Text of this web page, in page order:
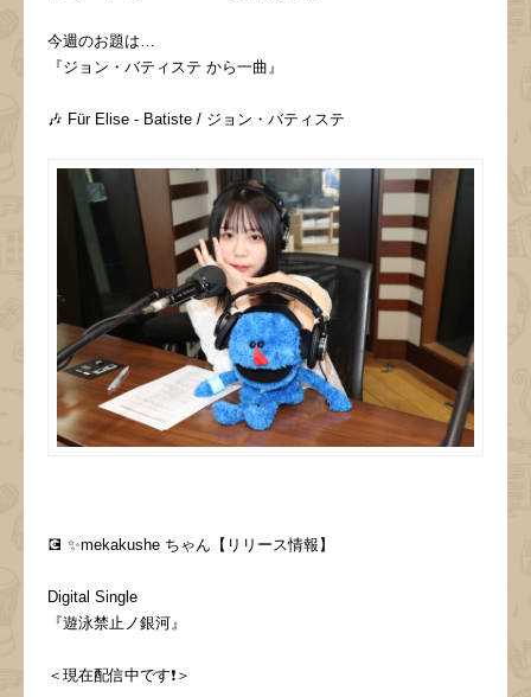
今週のお題は…
『ジョン・バティステ から一曲』
🎶 Für Elise - Batiste / ジョン・バティステ
💽 ✨mekakushe ちゃん【リリース情報】
Digital Single
『遊泳禁止ノ銀河』
＜現在配信中です❗️＞